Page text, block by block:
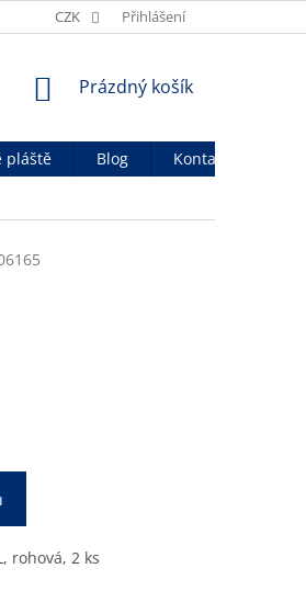
OCHRANA OSOB. ÚDAJŮ
CZK Přihlášení
NÁKUPNÍ
Prázdný košík
pláště Blog
Kontakty
rohová, 2 ks